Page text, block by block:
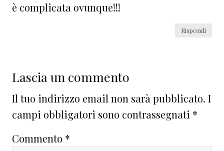
è complicata ovunque!!!
Rispondi
Lascia un commento
Il tuo indirizzo email non sarà pubblicato. I
campi obbligatori sono contrassegnati *
Commento *